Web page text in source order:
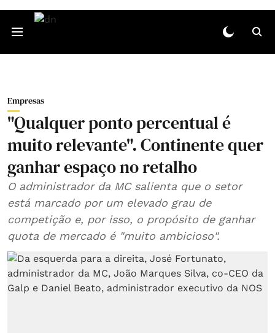
Empresas
"Qualquer ponto percentual é
muito relevante". Continente quer
ganhar espaço no retalho
O administrador da MC salienta que o setor
está marcado por um elevado grau de
competição e, por isso, o propósito de ganhar
quota de mercado é "muito ambicioso".